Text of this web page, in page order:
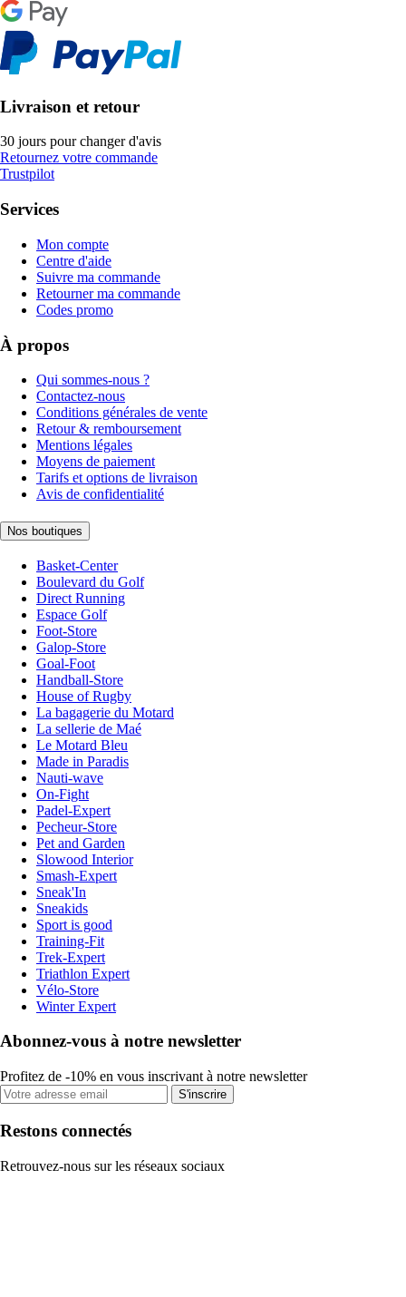
Livraison et retour
30 jours pour changer d'avis
Retournez votre commande
Trustpilot
Services
Mon compte
Centre d'aide
Suivre ma commande
Retourner ma commande
Codes promo
À propos
Qui sommes-nous ?
Contactez-nous
Conditions générales de vente
Retour & remboursement
Mentions légales
Moyens de paiement
Tarifs et options de livraison
Avis de confidentialité
Nos boutiques
Basket-Center
Boulevard du Golf
Direct Running
Espace Golf
Foot-Store
Galop-Store
Goal-Foot
Handball-Store
House of Rugby
La bagagerie du Motard
La sellerie de Maé
Le Motard Bleu
Made in Paradis
Nauti-wave
On-Fight
Padel-Expert
Pecheur-Store
Pet and Garden
Slowood Interior
Smash-Expert
Sneak'In
Sneakids
Sport is good
Training-Fit
Trek-Expert
Triathlon Expert
Vélo-Store
Winter Expert
Abonnez-vous à notre newsletter
Profitez de -10% en vous inscrivant à notre newsletter
S'inscrire
Restons connectés
Retrouvez-nous sur les réseaux sociaux